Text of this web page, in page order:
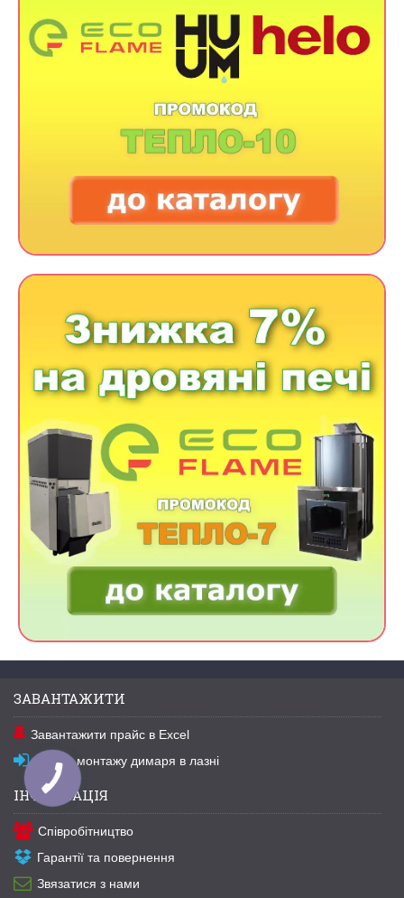
ЗАВАНТАЖИТИ
Завантажити прайс в Excel
Схема монтажу димаря в лазні
ІНФОРМАЦІЯ
Співробітництво
Гарантії та повернення
Звязатися з нами